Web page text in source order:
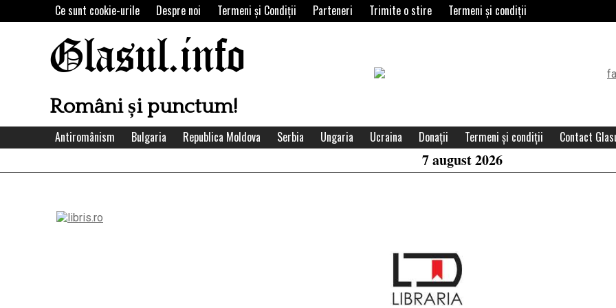
to
Ce sunt cookie-urile Despre noi Termeni şi Condiţii Parteneri Trimite o stire Termeni și condiții
Glasul.info
Români și punctum!
Header
Area
Antiromânism Bulgaria Republica Moldova Serbia Ungaria Ucraina Donații Termeni și condiții Contact
7 august 2026
Left
Asides